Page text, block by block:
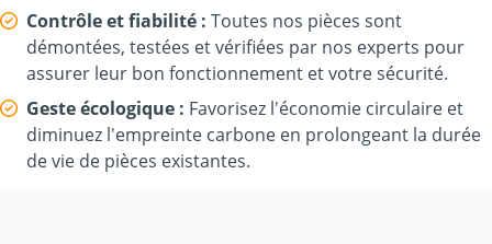
Contrôle et fiabilité : Toutes nos pièces sont
démontées, testées et vérifiées par nos experts pour
assurer leur bon fonctionnement et votre sécurité.
Geste écologique : Favorisez l'économie circulaire et
diminuez l'empreinte carbone en prolongeant la durée
de vie de pièces existantes.